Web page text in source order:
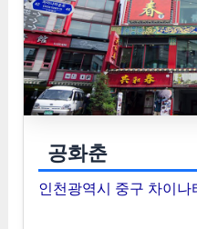
공화춘
인천광역시 중구 차이나